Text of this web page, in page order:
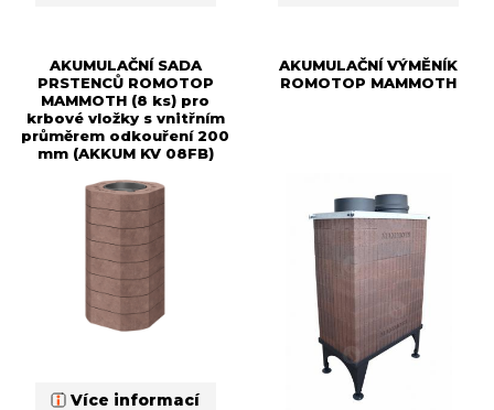
AKUMULAČNÍ SADA
PRSTENCŮ ROMOTOP
MAMMOTH (8 ks) pro
krbové vložky s vnitřním
průměrem odkouření 200
mm (AKKUM KV 08FB)
Více informací
AKUMULAČNÍ VÝMĚNÍK
ROMOTOP MAMMOTH